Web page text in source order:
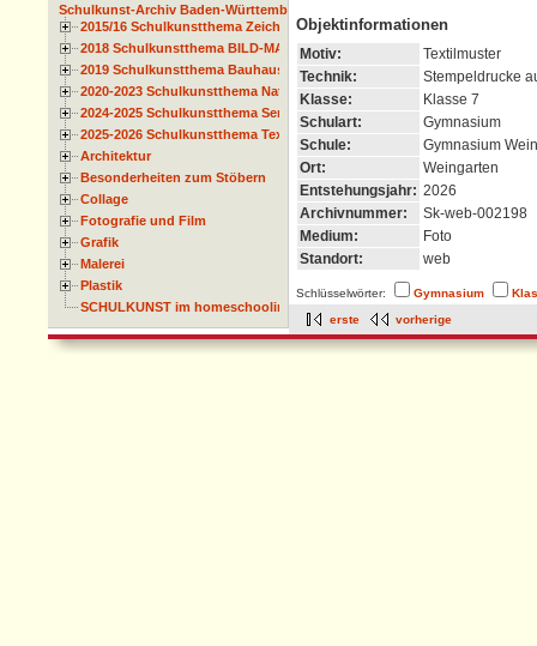
Schulkunst-Archiv Baden-Württemberg
2015/16 Schulkunstthema Zeichnen
2018 Schulkunstthema BILD-MATERIAL-OBJEKT
2019 Schulkunstthema Bauhaus
2020-2023 Schulkunstthema Natur und Zeit
2024-2025 Schulkunstthema Serie
2025-2026 Schulkunstthema Textil
Architektur
Besonderheiten zum Stöbern
Collage
Fotografie und Film
Grafik
Malerei
Plastik
SCHULKUNST im homeschooling
Objektinformationen
Motiv:
Textilmuster
Technik:
Stempeldrucke
Klasse:
Klasse 7
Schulart:
Gymnasium
Schule:
Gymnasium
Ort:
Weingarten
Entstehungsjahr: 2026
Archivnummer:
Sk-web-002198
Medium:
Foto
Standort:
web
Schlüsselwörter: Gymnasium
erste
vorherige